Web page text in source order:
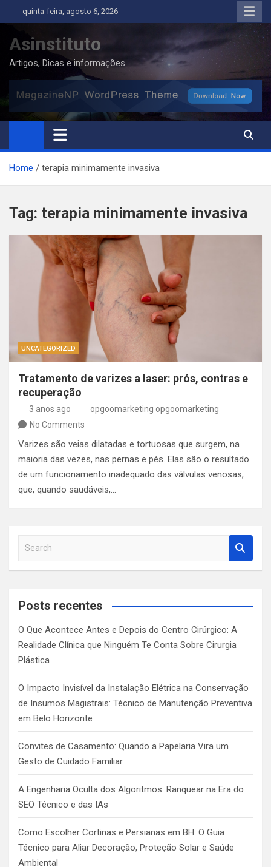
to
content
quinta-feira, agosto 6, 2026
Asinstituto
Artigos, Dicas e informações
Home terapia minimamente invasiva
Tag: terapia minimamente invasiva
UNCATEGORIZED
Tratamento de varizes a laser: prós, contras e
recuperação
3 anos ago
opgoomarketing opgoomarketing
No Comments
Varizes são veias dilatadas e tortuosas que surgem, na
maioria das vezes, nas pernas e pés. Elas são o resultado
de um funcionamento inadequado das válvulas venosas,
que, quando saudáveis,…
a
c
Posts recentes
O Que Acontece Antes e Depois do Centro Cirúrgico: A
Realidade Clínica que Ninguém Te Conta Sobre Cirurgia
Plástica
O Impacto Invisível da Instalação Elétrica na Conservação
de Insumos Magistrais: Técnico de Manutenção Preventiva
em Belo Horizonte
Convites de Casamento: Quando a Papelaria Vira um
Gesto de Cuidado Familiar
A Engenharia Oculta dos Algoritmos: Ranquear na Era do
SEO Técnico e das IAs
Como Escolher Cortinas e Persianas em BH: O Guia
Técnico para Aliar Decoração, Proteção Solar e Saúde
Ambiental